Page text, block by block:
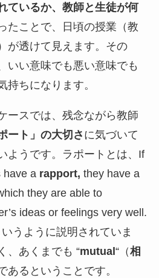
ているか、教師と生徒が何
たことで、日頃の授業（教
が透けて見えます。その
いい意味でも悪い意味でも
持ちになります。
ースでは、残念ながら教師
ート」の大切さ に気づいて
ようです。ラポートとは、If
have a rapport, they have a
they are able to
ideas or feelings very well.
うように説明されていま
、あくまでも “mutual “（相
あるということです。